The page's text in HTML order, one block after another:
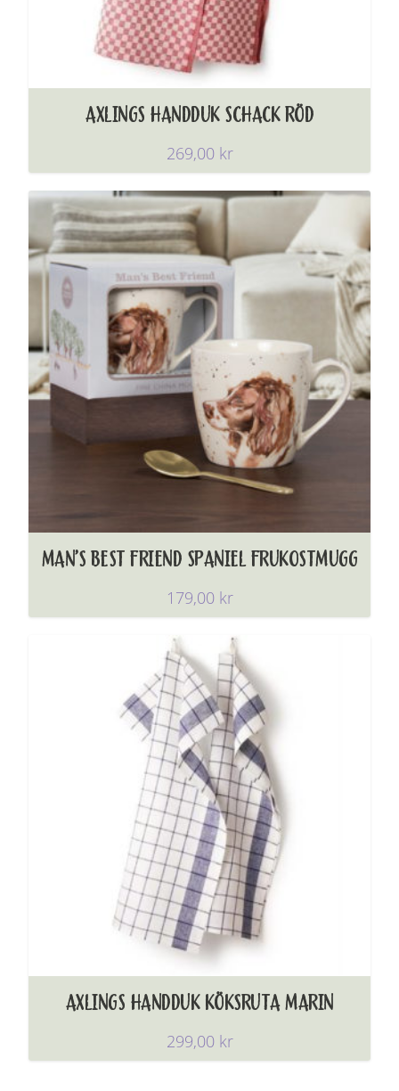
AXLINGS HANDDUK SCHACK RÖD
269,00 kr
MAN’S BEST FRIEND SPANIEL FRUKOSTMUGG
179,00 kr
AXLINGS HANDDUK KÖKSRUTA MARIN
299,00 kr